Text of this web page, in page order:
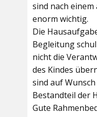
sind nach
enorm wichtig.
Die
Begleitung
nicht die
des Kindes
sind auf
Bestandteil der
Gute